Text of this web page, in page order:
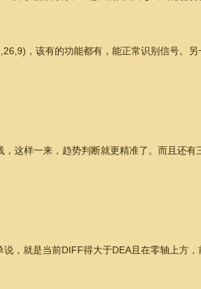
，该有的功能都有，能正常识别信号。
这样一来，趋势判断就更精准了。而且还
，就是当前DIFF得大于DEA且在零轴上方